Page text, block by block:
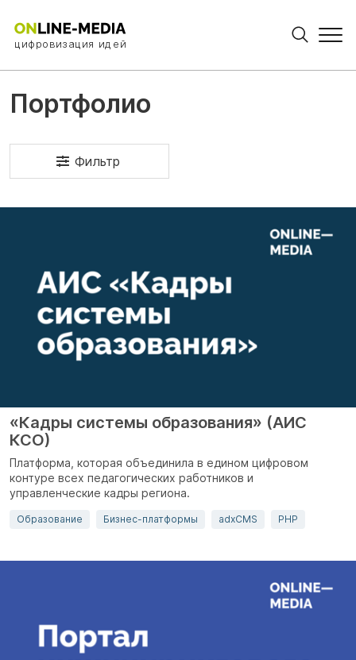
цифровизация идей
Портфолио
Фильтр
«Кадры системы образования» (АИС
КСО)
Платформа, которая объединила в едином цифровом
контуре всех педагогических работников и
управленческие кадры региона.
Образование Бизнес-платформы adxCMS PHP